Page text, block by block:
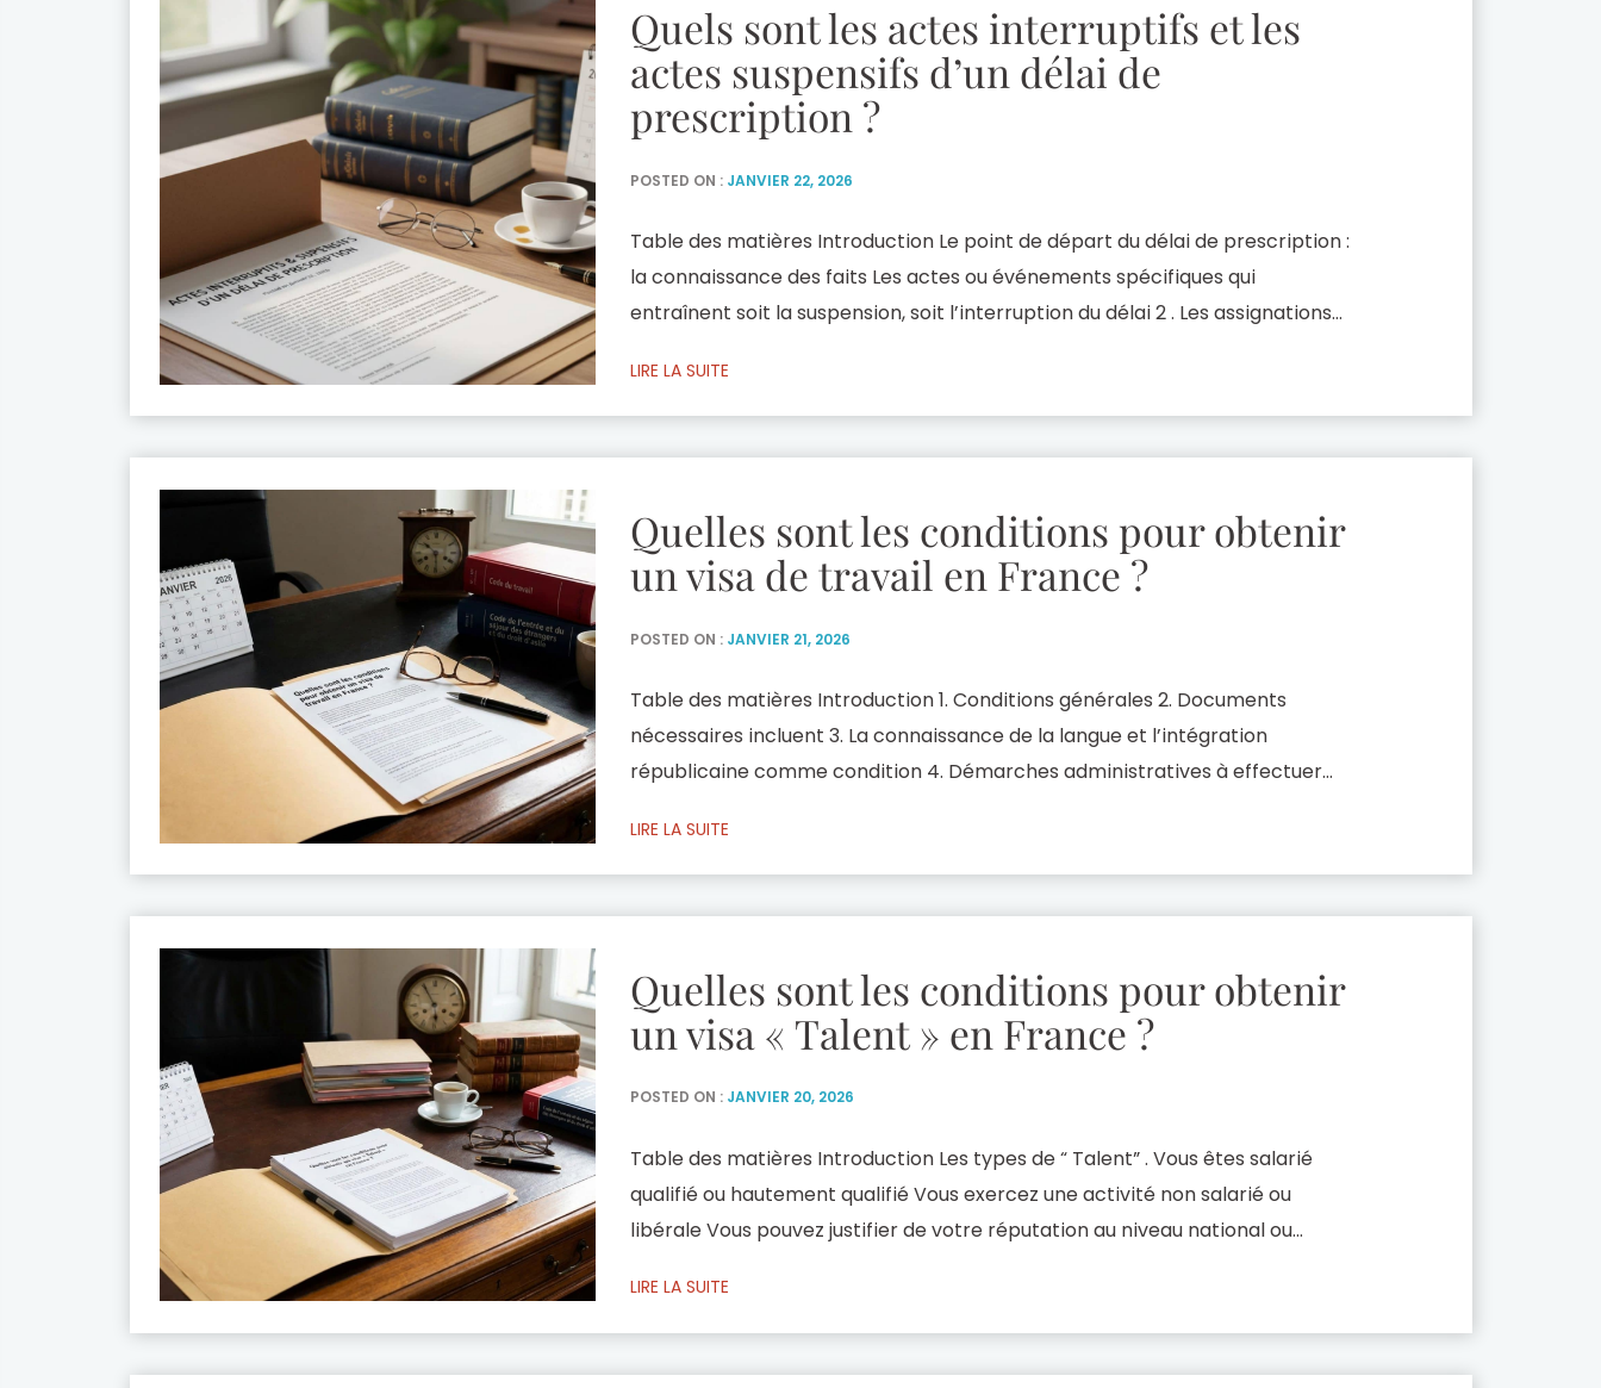
Quels sont les actes interruptifs et les
actes suspensifs d’un délai de
prescription ?
POSTED ON : JANVIER 22, 2026
Table des matières Introduction Le point de départ du délai de prescription :
la connaissance des faits Les actes ou événements spécifiques qui
entraînent soit la suspension, soit l’interruption du délai 2 . Les assignations
mécanisme par lequel le temps confère une stabilité à une situation […]
LIRE LA SUITE
Quelles sont les conditions pour obtenir
un visa de travail en France ?
POSTED ON : JANVIER 21, 2026
Table des matières Introduction 1. Conditions générales 2. Documents
nécessaires incluent 3. La connaissance de la langue et l’intégration
républicaine comme condition 4. Démarches administratives à effectuer
en France, plusieurs conditions légales et administratives doivent être
remplies. La réglementation actuelle fixe des critères stricts, […]
LIRE LA SUITE
Quelles sont les conditions pour obtenir
un visa « Talent » en France ?
POSTED ON : JANVIER 20, 2026
Table des matières Introduction Les types de “ Talent” . Vous êtes salarié
qualifié ou hautement qualifié Vous exercez une activité non salarié ou
libérale Vous pouvez justifier de votre réputation au niveau national ou
artistique Dans le cadre de la simplification des démarches administratives
pour […]
LIRE LA SUITE